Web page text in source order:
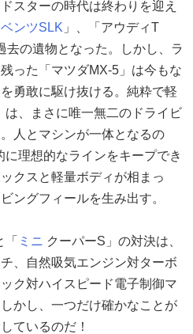
スターの時代は終わりを迎え
ンツSLK 」、「アウディT
去の遺物となった。しかし、ラ
った「マツダMX-5」は今もな
勇敢に駆け抜ける。純粋で軽
、まさに唯一無二のドライビ
人とマシンが一体となるの
理想的なラインをキープでき
クスと軽量ボディが相まっ
ングフィールを生み出す。
ミニ クーパーS」の対決は、
、自然吸気エンジン対ターボ
ク対ハイスピード電子制御マ
かし、一つだけ確かなことが
ているのだ！